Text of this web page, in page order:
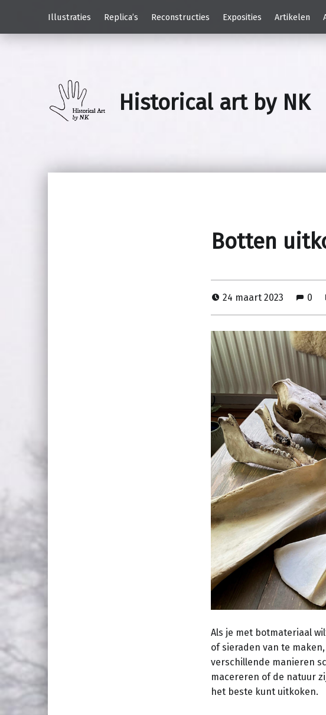
Illustraties
Replica’s Reconstructies Exposities Artikelen
Historical art by NK
Botten
24 maart 2023 0
Als je met botmateriaal
of sieraden van te
verschillende manieren
macereren of de natuur
het beste kunt uitkoken.